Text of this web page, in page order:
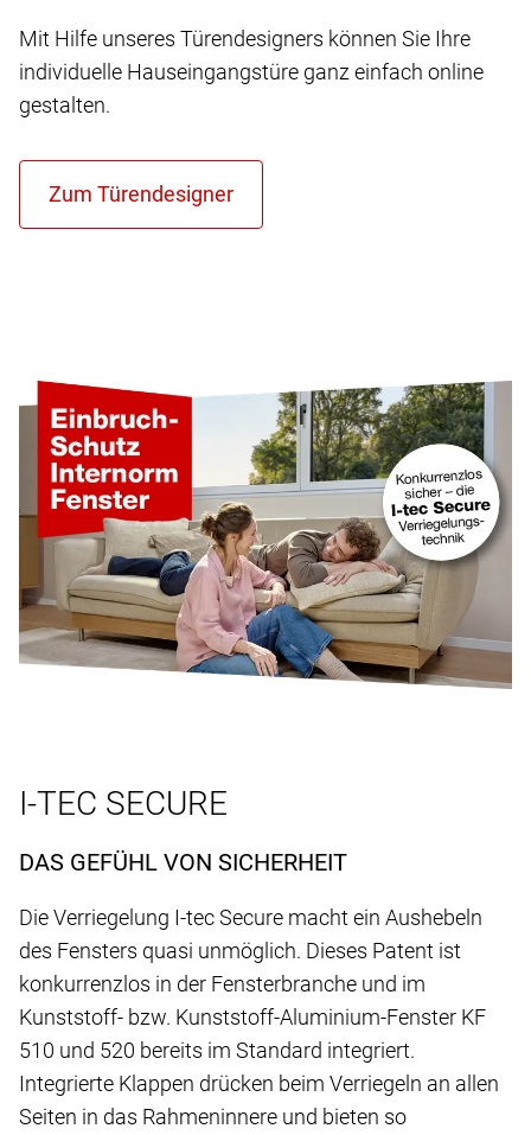
Mit Hilfe unseres Türendesigners können Sie Ihre
individuelle Hauseingangstüre ganz einfach online
gestalten.
I-TEC SECURE
DAS GEFÜHL VON SICHERHEIT
Die Verriegelung I-tec Secure macht ein Aushebeln
des Fensters quasi unmöglich. Dieses Patent ist
konkurrenzlos in der Fensterbranche und im
Kunststoff- bzw. Kunststoff-Aluminium-Fenster KF
510 und 520 bereits im Standard integriert.
Integrierte Klappen drücken beim Verriegeln an allen
Seiten in das Rahmeninnere und bieten so